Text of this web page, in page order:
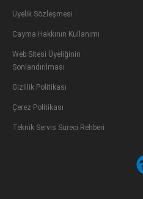
Üyelik Sözleşmesi
Cayma Hakkının Kullanımı
Web Sitesi Üyeliğinin
Sonlandırılması
Gizlilik Politikası
Çerez Politikası
Teknik Servis Süreci Rehberi